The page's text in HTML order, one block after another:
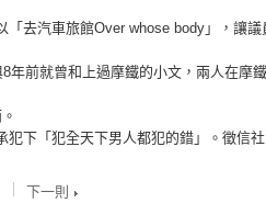
去汽車旅館Over whose body」，讓議
年前就曾和上過摩鐵的小文，兩人在摩
犯下「犯全天下男人都犯的錯」。徵信社
下一則